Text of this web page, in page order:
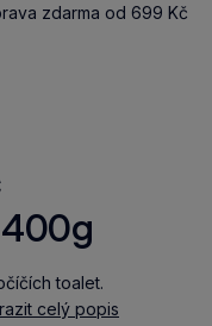
zdarma od 699 Kč
toalet.
celý popis